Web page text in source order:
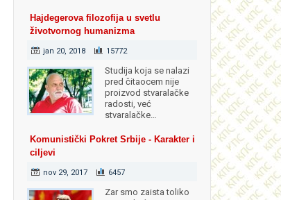
Hajdegerova filozofija u svetlu
životvornog humanizma
jan 20, 2018 15772
Studija koja se nalazi
pred čitaocem nije
proizvod stvaralačke
radosti, već
stvaralačke…
Komunistički Pokret Srbije - Karakter i
ciljevi
nov 29, 2017 6457
Zar smo zaista toliko